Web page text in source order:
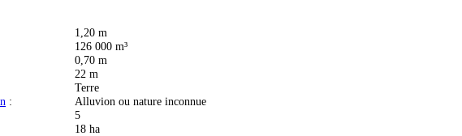
1,20 m
126 000 m³
0,70 m
22 m
Terre
:
Alluvion ou nature inconnue
5
18 ha